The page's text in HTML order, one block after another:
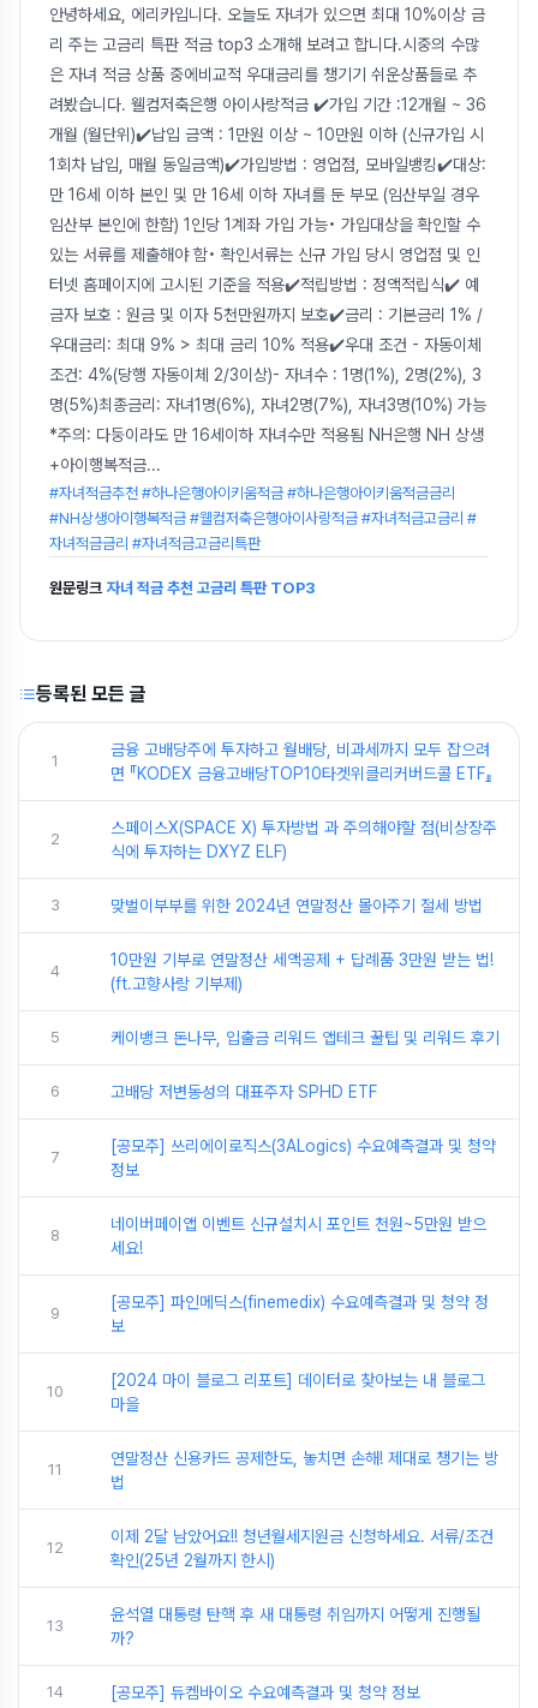
안녕하세요, 에리카입니다. 오늘도 자녀가 있으면 최대 10%이상 금
리 주는 고금리 특판 적금 top3 소개해 보려고 합니다.시중의 수많
은 자녀 적금 상품 중에비교적 우대금리를 챙기기 쉬운상품들로 추
려봤습니다. 웰컴저축은행 아이사랑적금 ✔️가입 기간 :12개월 ~ 36
개월 (월단위)✔️납입 금액 : 1만원 이상 ~ 10만원 이하 (신규가입 시
1회차 납입, 매월 동일금액)✔️가입방법 : 영업점, 모바일뱅킹✔️대상:
만 16세 이하 본인 및 만 16세 이하 자녀를 둔 부모 (임산부일 경우
임산부 본인에 한함) 1인당 1계좌 가입 가능• 가입대상을 확인할 수
있는 서류를 제출해야 함• 확인서류는 신규 가입 당시 영업점 및 인
터넷 홈페이지에 고시된 기준을 적용✔️적립방법 : 정액적립식✔️ 예
금자 보호 : 원금 및 이자 5천만원까지 보호✔️금리 : 기본금리 1% /
우대금리: 최대 9% > 최대 금리 10% 적용✔️우대 조건 - 자동이체
조건: 4%(당행 자동이체 2/3이상)- 자녀수 : 1명(1%), 2명(2%), 3
명(5%)최종금리: 자녀1명(6%), 자녀2명(7%), 자녀3명(10%) 가능
*주의: 다둥이라도 만 16세이하 자녀수만 적용됨 NH은행 NH 상생
+아이행복적금...
#자녀적금추천 #하나은행아이키움적금 #하나은행아이키움적금금리
#NH상생아이행복적금 #웰컴저축은행아이사랑적금 #자녀적금고금리 #
자녀적금금리 #자녀적금고금리특판
원문링크 자녀 적금 추천 고금리 특판 TOP3
등록된 모든 글
1
금융 고배당주에 투자하고 월배당, 비과세까지 모두 잡으려
면 『KODEX 금융고배당TOP10타겟위클리커버드콜 ETF』
2
스페이스X(SPACE X) 투자방법 과 주의해야할 점(비상장주
식에 투자하는 DXYZ ELF)
3 맞벌이부부를 위한 2024년 연말정산 몰아주기 절세 방법
4
10만원 기부로 연말정산 세액공제 + 답례품 3만원 받는 법!
(ft.고향사랑 기부제)
5 케이뱅크 돈나무, 입출금 리워드 앱테크 꿀팁 및 리워드 후기
6 고배당 저변동성의 대표주자 SPHD ETF
7
[공모주] 쓰리에이로직스(3ALogics) 수요예측결과 및 청약
정보
8
네이버페이앱 이벤트 신규설치시 포인트 천원~5만원 받으
세요!
9
[공모주] 파인메딕스(finemedix) 수요예측결과 및 청약 정
보
10
[2024 마이 블로그 리포트] 데이터로 찾아보는 내 블로그
마을
11
연말정산 신용카드 공제한도, 놓치면 손해! 제대로 챙기는 방
법
12
이제 2달 남았어요!! 청년월세지원금 신청하세요. 서류/조건
확인(25년 2월까지 한시)
13
윤석열 대통령 탄핵 후 새 대통령 취임까지 어떻게 진행될
까?
14 [공모주] 듀켐바이오 수요예측결과 및 청약 정보